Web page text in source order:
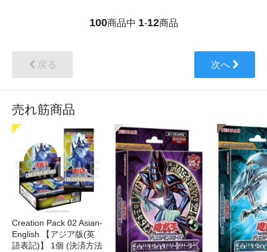
100商品中 1-12商品
戻る 次へ
売れ筋商品
Creation Pack 02 Asian-
English 【アジア版(英
語表記)】 1個 (決済方法